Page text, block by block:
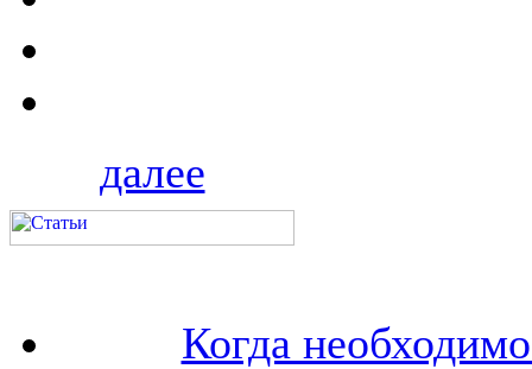
далее
Когда